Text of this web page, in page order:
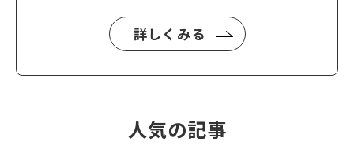
詳しくみる
人気の記事